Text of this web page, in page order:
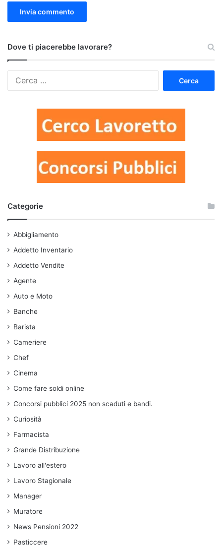
Dove ti piacerebbe lavorare?
Categorie
Abbigliamento
Addetto Inventario
Addetto Vendite
Agente
Auto e Moto
Banche
Barista
Cameriere
Chef
Cinema
Come fare soldi online
Concorsi pubblici 2025 non scaduti e bandi.
Curiosità
Farmacista
Grande Distribuzione
Lavoro all'estero
Lavoro Stagionale
Manager
Muratore
News Pensioni 2022
Pasticcere